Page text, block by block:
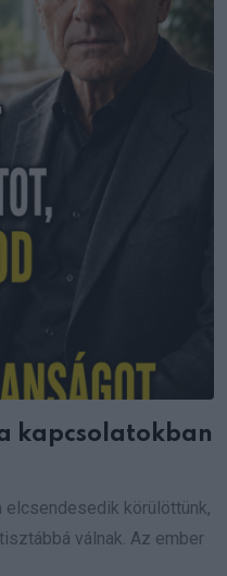
kapcsolatokban
elcsendesedik körülöttünk,
válnak. Az ember